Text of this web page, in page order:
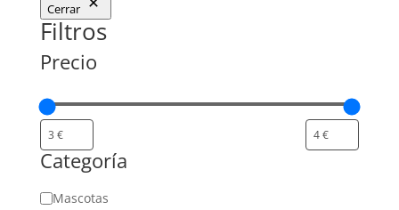
Cerrar
Filtros
Precio
Categoría
Categoría
Mascotas